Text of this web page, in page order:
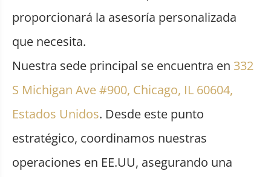
proporcionará la asesoría personalizada
que necesita.
Nuestra sede principal se encuentra en 332
S Michigan Ave #900, Chicago, IL 60604,
Estados Unidos. Desde este punto
estratégico, coordinamos nuestras
operaciones en EE.UU, asegurando una